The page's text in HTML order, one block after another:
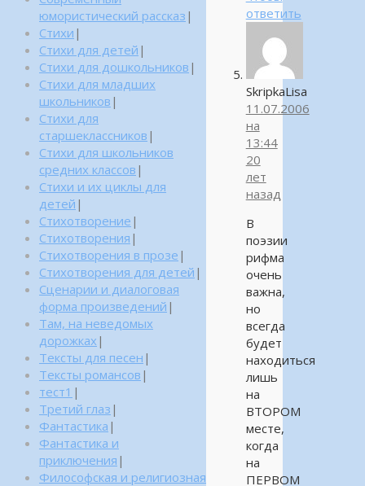
ответить
SkripkaLisa
11.07.2006
на
13:44
20
лет
назад
В
поэзии
рифма
очень
важна,
но
всегда
будет
находиться
лишь
на
ВТОРОМ
месте,
когда
на
ПЕРВОМ
юмористический рассказ |
Стихи |
Стихи для детей |
Стихи для дошкольников |
Стихи для младших
школьников |
Стихи для
старшеклассников |
Стихи для школьников
средних классов |
Стихи и их циклы для
детей |
Стихотворение |
Стихотворения |
Стихотворения в прозе |
Стихотворения для детей |
Сценарии и диалоговая
форма произведений |
Там, на неведомых
дорожках |
Тексты для песен |
Тексты романсов |
тест1 |
Третий глаз |
Фантастика |
Фантастика и
приключения |
Философская и религиозная